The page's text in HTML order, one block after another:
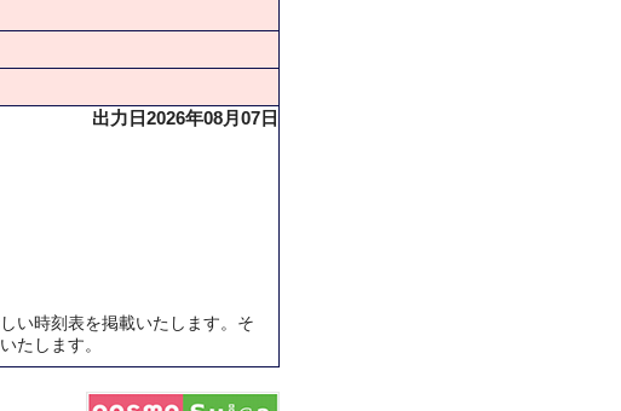
出力日2026年08月07日
い時刻表を掲載いたします。そ
たします。